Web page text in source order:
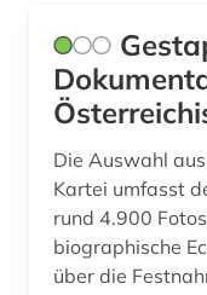
jahrbuch (1)
jazz (1)
jonson (1)
Die Auswahl
Kartei umfasst
rund 4.900
biographische
über die